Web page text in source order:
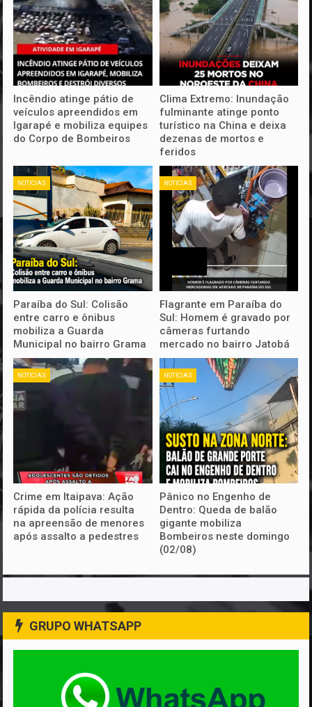
Incêndio atinge pátio de
veículos apreendidos em
Igarapé e mobiliza equipes
do Corpo de Bombeiros
Clima Extremo: Inundação
fulminante atinge ponto
turístico na China e deixa
dezenas de mortos e
feridos
NOTICIAS
Paraíba do Sul: Colisão
entre carro e ônibus
mobiliza a Guarda
Municipal no bairro Grama
NOTICIAS
Flagrante em Paraíba do
Sul: Homem é gravado por
câmeras furtando
mercado no bairro Jatobá
NOTICIAS
Crime em Itaipava: Ação
rápida da polícia resulta
na apreensão de menores
após assalto a pedestres
NOTICIAS
Pânico no Engenho de
Dentro: Queda de balão
gigante mobiliza
Bombeiros neste domingo
(02/08)
GRUPO WHATSAPP